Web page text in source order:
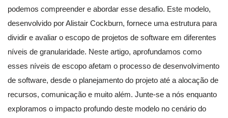
podemos compreender e abordar esse desafio. Este modelo,
desenvolvido por Alistair Cockburn, fornece uma estrutura para
dividir e avaliar o escopo de projetos de software em diferentes
níveis de granularidade. Neste artigo, aprofundamos como
esses níveis de escopo afetam o processo de desenvolvimento
de software, desde o planejamento do projeto até a alocação de
recursos, comunicação e muito além. Junte-se a nós enquanto
exploramos o impacto profundo deste modelo no cenário do